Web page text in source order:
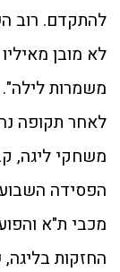
להתקדם. רוב
לא מובן
משמרות לילה".
לאחר תקופה
משחקי ליגה,
הפסידה
מכבי ת"א
החזקות